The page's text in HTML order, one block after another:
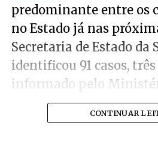
predominante entre os
no Estado já nas
Secretaria de Estado da
identificou 91 casos,
informado pelo
CONTINUAR